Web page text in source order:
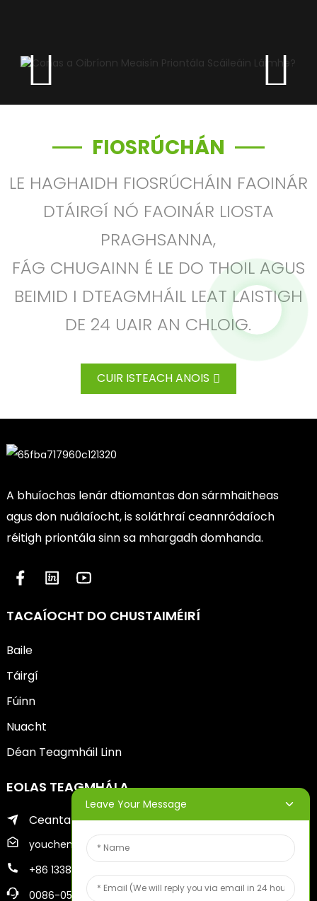
FIOSRÚCHÁN
LE HAGHAIDH FIOSRÚCHÁIN FAOINÁR
DTÁIRGÍ NÓ FAOINÁR LIOSTA
PRAGHSANNA,
FÁG CHUGAINN É LE DO THOIL AGUS
BEIMID I DTEAGMHÁIL LEAT LAISTIGH
DE 24 UAIR AN CHLOIG.
CUIR ISTEACH ANOIS
A bhuíochas lenár dtiomantas don sármhaitheas
agus don nuálaíocht, is soláthraí ceannródaíoch
réitigh priontála sinn sa mhargadh domhanda.
TACAÍOCHT DO CHUSTAIMÉIRÍ
Baile
Táirgí
Fúinn
Nuacht
Déan Teagmháil Linn
EOLAS TEAGMHÁLA
Ceantar Zhifu de Chathair Yantai
youcheng@ytscreenprinter.com
+86 13386383930
0086-05356730996
Leave Your Message